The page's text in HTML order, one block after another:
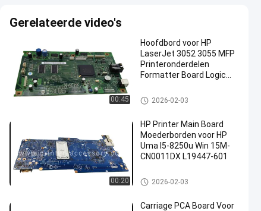
Gerelateerde video's
00:45
Hoofdbord voor HP
LaserJet 3052 3055 MFP
Printeronderdelen
Formatter Board Logic
HP-hoofdbord
2026-02-03
00:20
HP Printer Main Board
Moederborden voor HP
Uma I5-8250u Win 15M-
CN0011DX L19447-601
HP-hoofdbord
2026-02-03
Carriage PCA Board Voor